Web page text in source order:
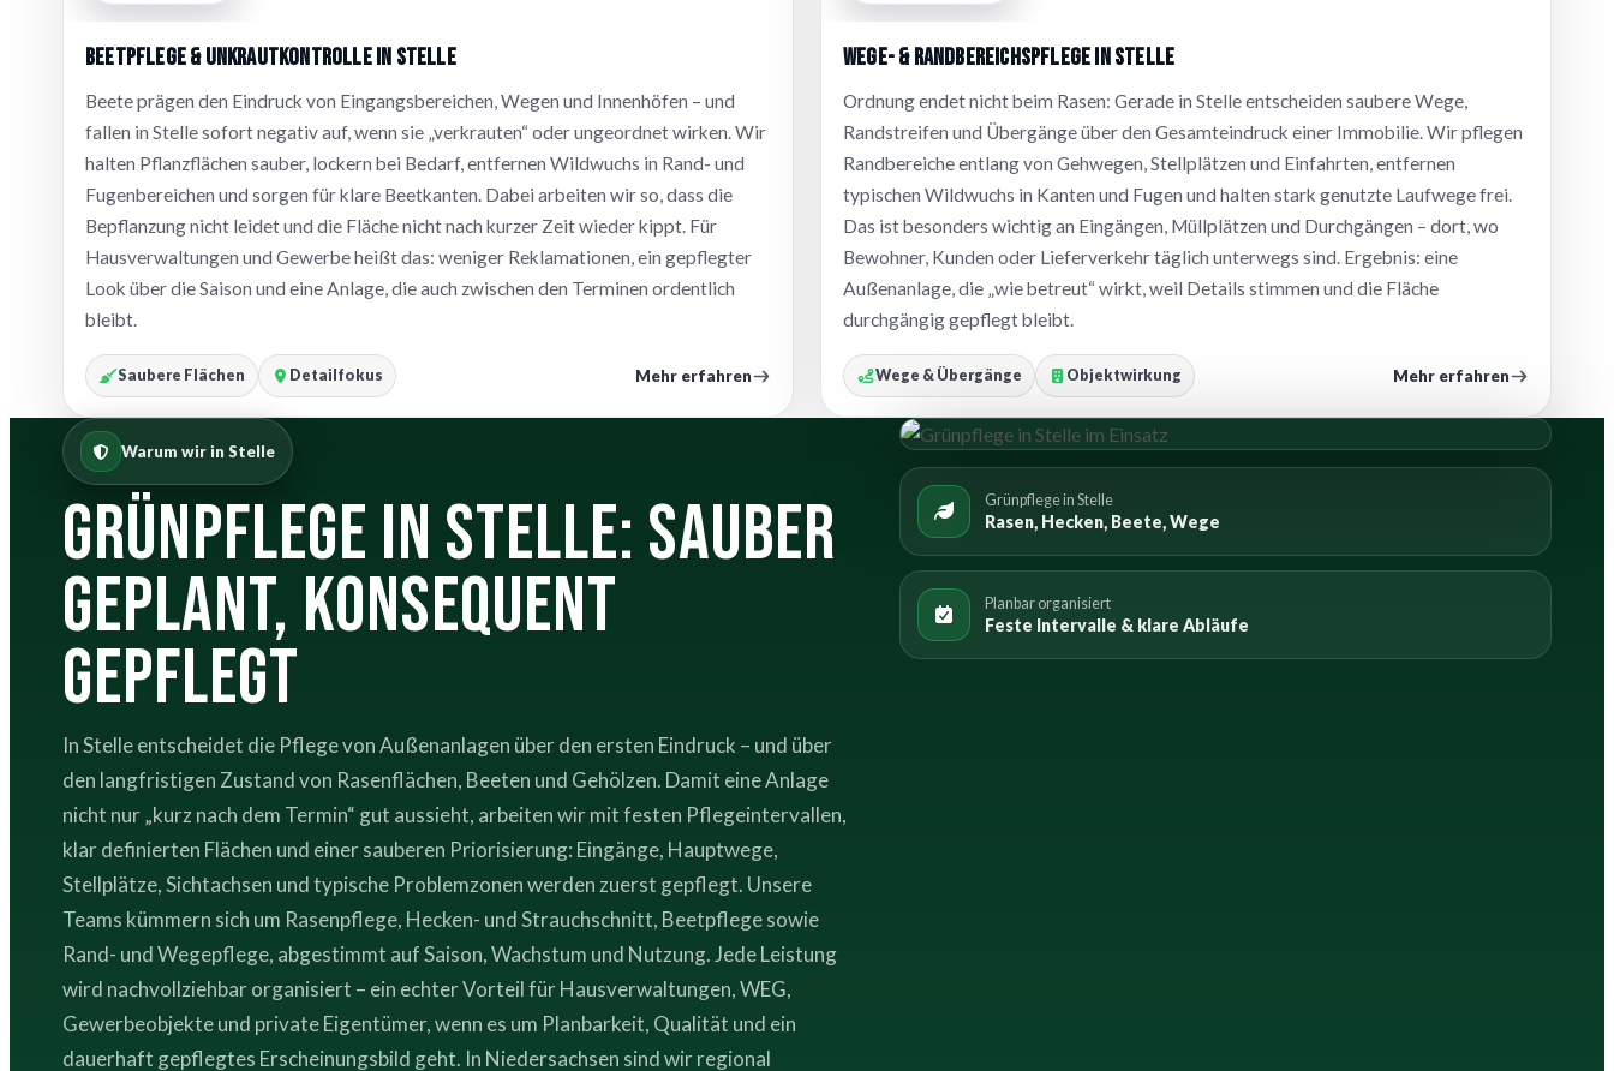
Beetpflege & Unkrautkontrolle in Stelle
Beete prägen den Eindruck von Eingangsbereichen, Wegen und Innenhöfen – und
fallen in Stelle sofort negativ auf, wenn sie „verkrauten“ oder ungeordnet wirken. Wir
halten Pflanzflächen sauber, lockern bei Bedarf, entfernen Wildwuchs in Rand- und
Fugenbereichen und sorgen für klare Beetkanten. Dabei arbeiten wir so, dass die
Bepflanzung nicht leidet und die Fläche nicht nach kurzer Zeit wieder kippt. Für
Hausverwaltungen und Gewerbe heißt das: weniger Reklamationen, ein gepflegter
Look über die Saison und eine Anlage, die auch zwischen den Terminen ordentlich
bleibt.
Saubere Flächen Detailfokus Mehr erfahren
Wege- & Randbereichspflege in Stelle
Ordnung endet nicht beim Rasen: Gerade in Stelle entscheiden saubere Wege,
Randstreifen und Übergänge über den Gesamteindruck einer Immobilie. Wir pflegen
Randbereiche entlang von Gehwegen, Stellplätzen und Einfahrten, entfernen
typischen Wildwuchs in Kanten und Fugen und halten stark genutzte Laufwege frei.
Das ist besonders wichtig an Eingängen, Müllplätzen und Durchgängen – dort, wo
Bewohner, Kunden oder Lieferverkehr täglich unterwegs sind. Ergebnis: eine
Außenanlage, die „wie betreut“ wirkt, weil Details stimmen und die Fläche
durchgängig gepflegt bleibt.
Wege & Übergänge Objektwirkung Mehr erfahren
Warum wir in Stelle
Grünpflege in Stelle: sauber
geplant, konsequent
gepflegt
In Stelle entscheidet die Pflege von Außenanlagen über den ersten Eindruck – und über
den langfristigen Zustand von Rasenflächen, Beeten und Gehölzen. Damit eine Anlage
nicht nur „kurz nach dem Termin“ gut aussieht, arbeiten wir mit festen Pflegeintervallen,
klar definierten Flächen und einer sauberen Priorisierung: Eingänge, Hauptwege,
Stellplätze, Sichtachsen und typische Problemzonen werden zuerst gepflegt. Unsere
Teams kümmern sich um Rasenpflege, Hecken- und Strauchschnitt, Beetpflege sowie
Rand- und Wegepflege, abgestimmt auf Saison, Wachstum und Nutzung. Jede Leistung
wird nachvollziehbar organisiert – ein echter Vorteil für Hausverwaltungen, WEG,
Gewerbeobjekte und private Eigentümer, wenn es um Planbarkeit, Qualität und ein
dauerhaft gepflegtes Erscheinungsbild geht. In Niedersachsen sind wir regional
Grünpflege in Stelle
Rasen, Hecken, Beete, Wege
Planbar organisiert
Feste Intervalle & klare Abläufe